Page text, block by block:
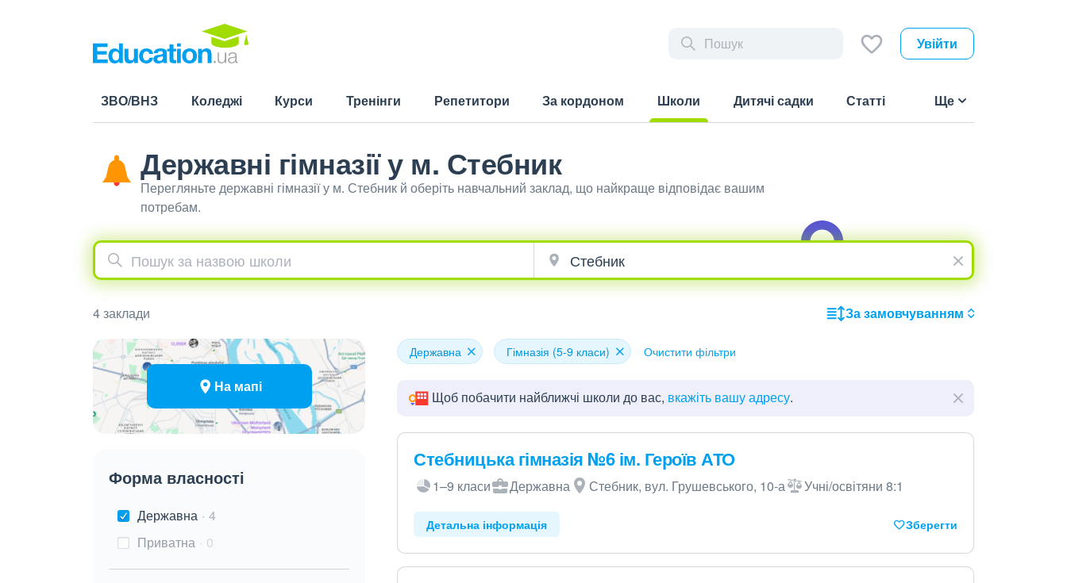
Увійти
ЗВО/ВНЗ Коледжі Курси Тренінги Репетитори За кордоном
Школи
Дитячі садки Статті Ще
Державні гімназії у м. Стебник
Перегляньте державні гімназії у м. Стебник й оберіть навчальний заклад, що найкраще відповідає вашим
потребам.
4 заклади За замовчуванням
На мапі
Форма власності
Державна
4
Приватна
0
Державна Гімназія (5-9 класи) Очистити фільтри
Щоб побачити найближчі школи до вас, вкажіть вашу адресу.
Стебницька гімназія №6 ім. Героїв АТО
1–9 класи Державна Стебник, вул. Грушевського, 10-а Учні/освітяни 8:1
Детальна інформація Зберегти